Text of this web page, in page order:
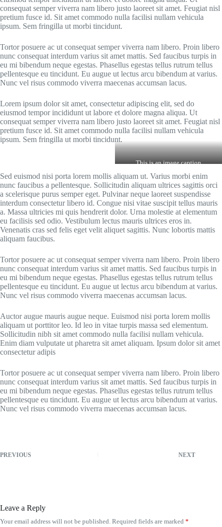
consequat semper viverra nam libero justo laoreet sit amet. Feugiat nisl
pretium fusce id. Sit amet commodo nulla facilisi nullam vehicula
ipsum. Sem fringilla ut morbi tincidunt.
Tortor posuere ac ut consequat semper viverra nam libero. Proin libero
nunc consequat interdum varius sit amet mattis. Sed faucibus turpis in
eu mi bibendum neque egestas. Phasellus egestas tellus rutrum tellus
pellentesque eu tincidunt. Eu augue ut lectus arcu bibendum at varius.
Nunc vel risus commodo viverra maecenas accumsan lacus.
Lorem ipsum dolor sit amet, consectetur adipiscing elit, sed do
eiusmod tempor incididunt ut labore et dolore magna aliqua. Ut
consequat semper viverra nam libero justo laoreet sit amet. Feugiat nisl
pretium fusce id. Sit amet commodo nulla facilisi nullam vehicula
ipsum. Sem fringilla ut morbi tincidunt.
This is an image caption
Sed euismod nisi porta lorem mollis aliquam ut. Varius morbi enim
nunc faucibus a pellentesque. Sollicitudin aliquam ultrices sagittis orci
a scelerisque purus semper eget. Pulvinar neque laoreet suspendisse
interdum consectetur libero id. Congue nisi vitae suscipit tellus mauris
a. Massa ultricies mi quis hendrerit dolor. Urna molestie at elementum
eu facilisis sed odio. Vestibulum lectus mauris ultrices eros in.
Venenatis cras sed felis eget velit aliquet sagittis. Nunc lobortis mattis
aliquam faucibus.
Tortor posuere ac ut consequat semper viverra nam libero. Proin libero
nunc consequat interdum varius sit amet mattis. Sed faucibus turpis in
eu mi bibendum neque egestas. Phasellus egestas tellus rutrum tellus
pellentesque eu tincidunt. Eu augue ut lectus arcu bibendum at varius.
Nunc vel risus commodo viverra maecenas accumsan lacus.
Auctor augue mauris augue neque. Euismod nisi porta lorem mollis
aliquam ut porttitor leo. Id leo in vitae turpis massa sed elementum.
Sollicitudin nibh sit amet commodo nulla facilisi nullam vehicula.
Enim diam vulputate ut pharetra sit amet aliquam. Ipsum dolor sit amet
consectetur adipis
Tortor posuere ac ut consequat semper viverra nam libero. Proin libero
nunc consequat interdum varius sit amet mattis. Sed faucibus turpis in
eu mi bibendum neque egestas. Phasellus egestas tellus rutrum tellus
pellentesque eu tincidunt. Eu augue ut lectus arcu bibendum at varius.
Nunc vel risus commodo viverra maecenas accumsan lacus.
PREVIOUS NEXT
Leave a Reply
Your email address will not be published. Required fields are marked *